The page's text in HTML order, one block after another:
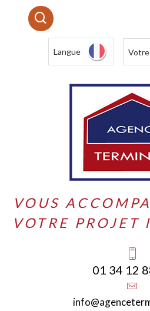
Langue
VOUS
VOTRE
01 34 12